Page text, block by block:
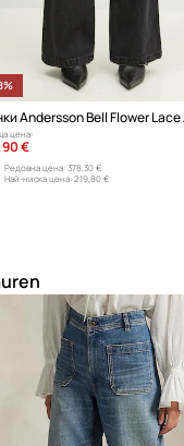
цена:
€
Редовна цена: 378,30 €
Най-ниска цена: 219,80 €